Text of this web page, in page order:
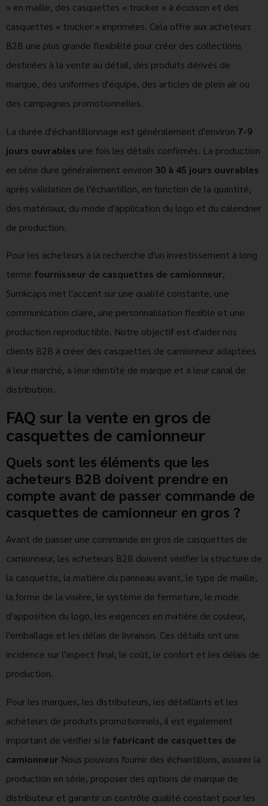
» en maille, des casquettes « trucker » à écusson et des
casquettes « trucker » imprimées. Cela offre aux acheteurs
B2B une plus grande flexibilité pour créer des collections
destinées à la vente au détail, des produits dérivés de
marque, des uniformes d'équipe, des articles de plein air ou
des campagnes promotionnelles.
La durée d'échantillonnage est généralement d'environ 7-9
jours ouvrables une fois les détails confirmés. La production
en série dure généralement environ 30 à 45 jours ouvrables
après validation de l'échantillon, en fonction de la quantité,
des matériaux, du mode d'application du logo et du calendrier
de production.
Pour les acheteurs à la recherche d'un investissement à long
terme fournisseur de casquettes de camionneur,
Sumkcaps met l'accent sur une qualité constante, une
communication claire, une personnalisation flexible et une
production reproductible. Notre objectif est d'aider nos
clients B2B à créer des casquettes de camionneur adaptées
à leur marché, à leur identité de marque et à leur canal de
distribution.
FAQ sur la vente en gros de
casquettes de camionneur
Quels sont les éléments que les
acheteurs B2B doivent prendre en
compte avant de passer commande de
casquettes de camionneur en gros ?
Avant de passer une commande en gros de casquettes de
camionneur, les acheteurs B2B doivent vérifier la structure de
la casquette, la matière du panneau avant, le type de maille,
la forme de la visière, le système de fermeture, le mode
d'apposition du logo, les exigences en matière de couleur,
l'emballage et les délais de livraison. Ces détails ont une
incidence sur l'aspect final, le coût, le confort et les délais de
production.
Pour les marques, les distributeurs, les détaillants et les
acheteurs de produits promotionnels, il est également
important de vérifier si le fabricant de casquettes de
camionneur Nous pouvons fournir des échantillons, assurer la
production en série, proposer des options de marque de
distributeur et garantir un contrôle qualité constant pour les